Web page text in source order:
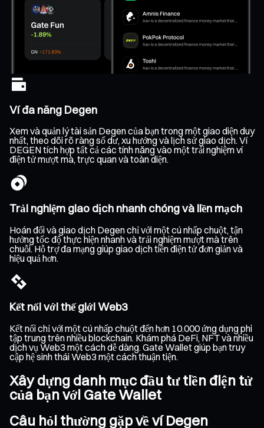
Ví đa năng Degen
Xem và quản lý tài sản Degen của bạn trong một giao diện duy
nhất, theo dõi rõ ràng số dư, xu hướng và lịch sử giao dịch. Ví
DEGEN tích hợp tất cả các tính năng vào một trải nghiệm ví
điện tử mượt mà, trực quan và toàn diện.
Trải nghiệm giao dịch nhanh chóng và liền mạch
Hoán đổi và giao dịch Degen chỉ với một cú nhấp chuột, tận
hưởng tốc độ thực hiện nhanh và trải nghiệm mượt mà trên
chuỗi. Hỗ trợ đa mạng giúp giao dịch tiền điện tử đơn giản và
hiệu quả hơn.
Kết nối với thế giới Web3
Kết nối chỉ với một cú nhấp chuột đến hơn 10.000 ứng dụng phi
tập trung trên nhiều blockchain. Khám phá DeFi, NFT và nhiều
dịch vụ Web3 một cách dễ dàng. Gate Wallet giúp bạn truy
cập hệ sinh thái Web3 một cách thuận tiện.
Xây dựng danh mục đầu tư tiền điện tử
của bạn với Gate Wallet
Câu hỏi thường gặp về ví Degen